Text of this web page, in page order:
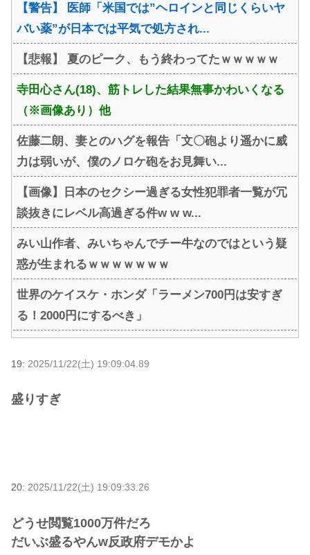
【警告】 医師「米国では”ヘロインと同じくらいヤ
バい薬”が日本では平気で処方され...
【悲報】 夏のピーク、もう終わってたｗｗｗｗｗ
寺田心さん(18)、筋トレした結果無事かわいくなる
（※画像あり）他
佐藤二朗、妻とのハグを報告「文〇砲より遥かに威
力は弱いが、僕のノロケ砲をお見舞い...
【画像】日本のセクシー過ぎる女性犯罪者一覧が冗
談抜きにレベル高過ぎる件w w w...
みい山作者、みいちゃんでチー牛なのではという疑
惑が生まれるｗｗｗｗｗｗｗ
世界のケイスケ・ホンダ「ラーメン700円は安すぎ
る！2000円にするべき」
19: 2025/11/22(土) 19:09:04.89
盛りすぎ
20: 2025/11/22(土) 19:09:33.26
どうせ閲覧1000万件だろ
だいぶ盛るやんw反政府デモかよ